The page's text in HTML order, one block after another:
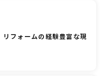
リフォームの経験豊富な現